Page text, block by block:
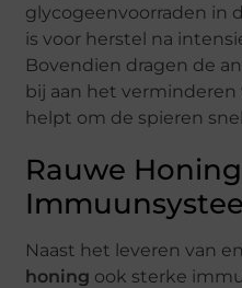
glycogeenvoorraden in
is voor herstel na
Bovendien dragen de
bij aan het
helpt om de spieren
Rauwe
Naast het leveren van
honing ook sterke